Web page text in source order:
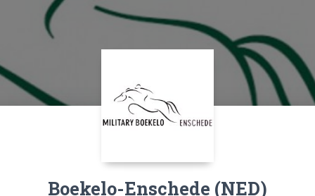
Boekelo-Enschede (NED)